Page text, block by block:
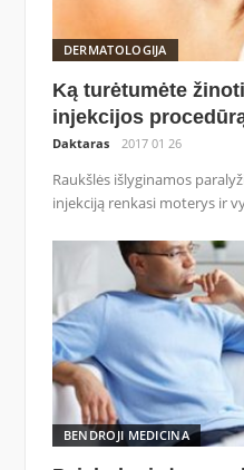
DERMATOLOGIJA
Ką turėtumėte
injekcijos
Daktaras 2017 01 26
Raukšlės išlyginamos
injekciją renkasi moterys ir
BENDROJI MEDICINA